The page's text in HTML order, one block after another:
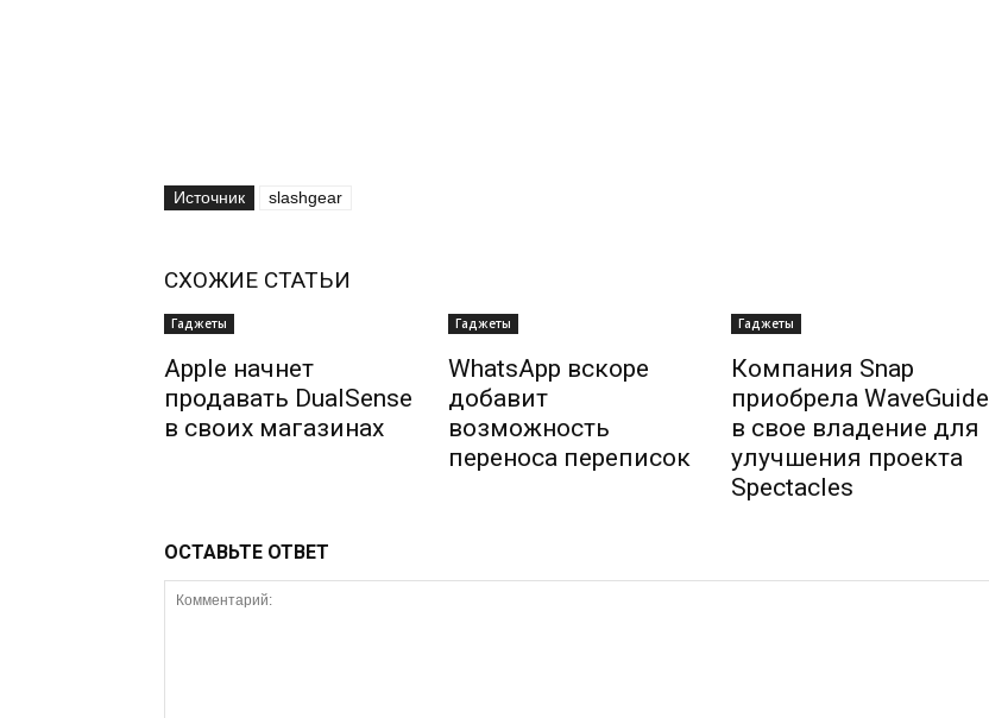
Источник slashgear
СХОЖИЕ СТАТЬИ
Гаджеты
Apple начнет
продавать DualSense
в своих магазинах
Гаджеты
WhatsApp вскоре
добавит
возможность
переноса переписок
Гаджеты
Компания Snap
приобрела WaveGuide
в свое владение для
улучшения проекта
Spectacles
ОСТАВЬТЕ ОТВЕТ